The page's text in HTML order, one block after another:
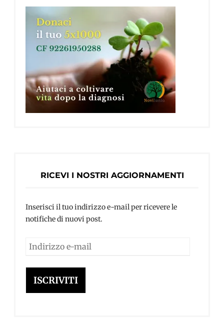
RICEVI I NOSTRI AGGIORNAMENTI
Inserisci il tuo indirizzo e-mail per ricevere le
notifiche di nuovi post.
Indirizzo
mail
ISCRIVITI